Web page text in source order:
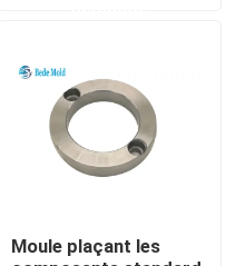
Moule plaçant les